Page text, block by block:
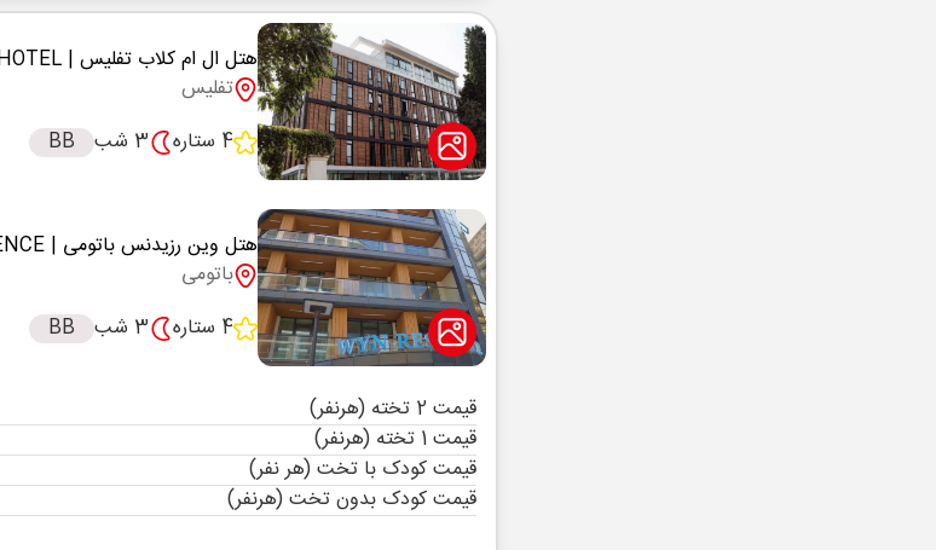
هتل ال ام کلاب تفلیس | LM CLUB HOTEL
تفلیس
4 ستاره
3 شب BB
هتل وین رزیدنس باتومی | WYN RESIDENCE
باتومی
4 ستاره
3 شب BB
قیمت 2 تخته (هرنفر)
قیمت 1 تخته (هرنفر)
قیمت کودک با تخت (هر نفر)
قیمت کودک بدون تخت (هرنفر)